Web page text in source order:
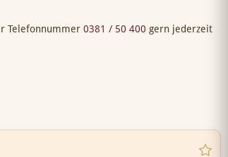
Telefonnummer 0381 / 50 400 gern jederzeit